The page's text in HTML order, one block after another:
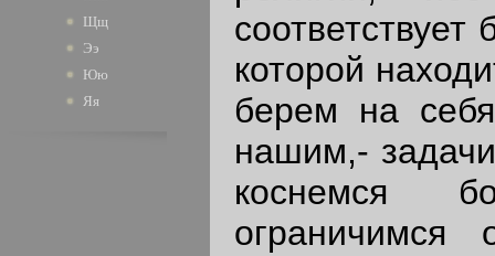
Щщ
Ээ
Юю
Яя
которой
берем на
нашим,-
коснемся
ограничимся